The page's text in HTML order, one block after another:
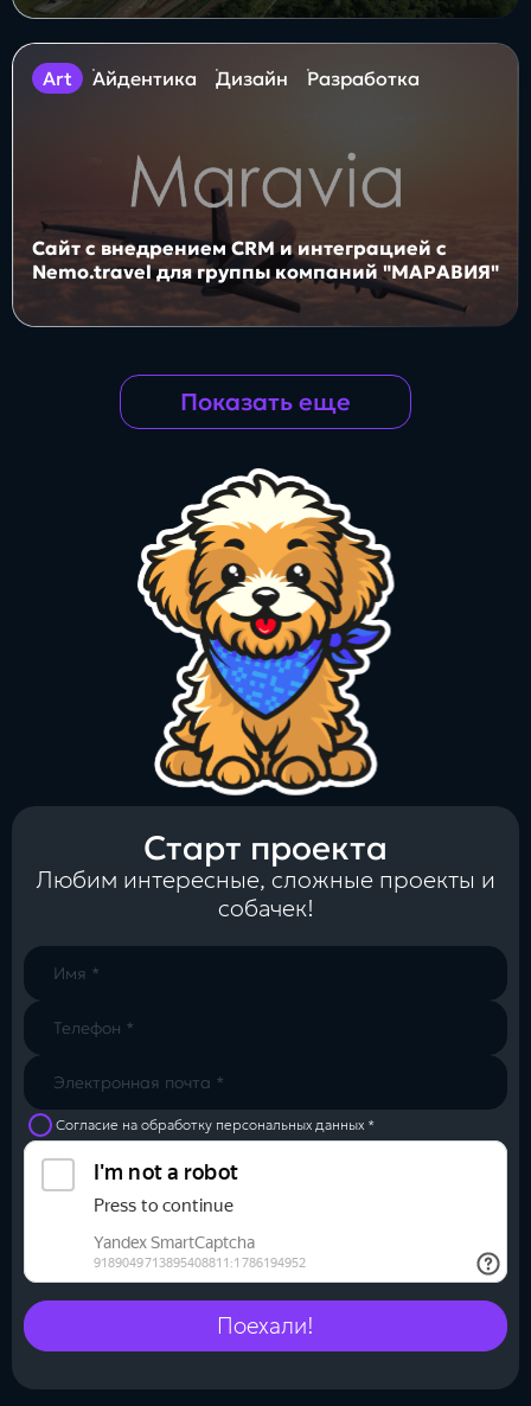
art Айдентика Дизайн Разработка
Сайт с внедрением CRM и интеграцией с
Nemo.travel для группы компаний "МАРАВИЯ"
Показать еще
Старт проекта
Любим интересные, сложные проекты и
собачек!
Согласие на обработку персональных данных *
Поехали!